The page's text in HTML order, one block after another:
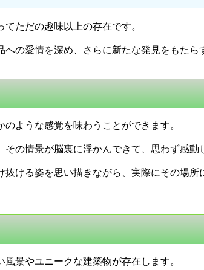
ただの趣味以上の存在です。
の愛情を深め、さらに新たな発見をもたら
ような感覚を味わうことができます。
の情景が脳裏に浮かんできて、思わず感動
ける姿を思い描きながら、実際にその場所
景やユニークな建築物が存在します。